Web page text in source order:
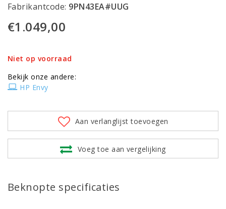
Fabrikantcode: 9PN43EA#UUG
€1.049,00
Niet op voorraad
Bekijk onze andere:
HP Envy
Aan verlanglijst toevoegen
Voeg toe aan vergelijking
Beknopte specificaties